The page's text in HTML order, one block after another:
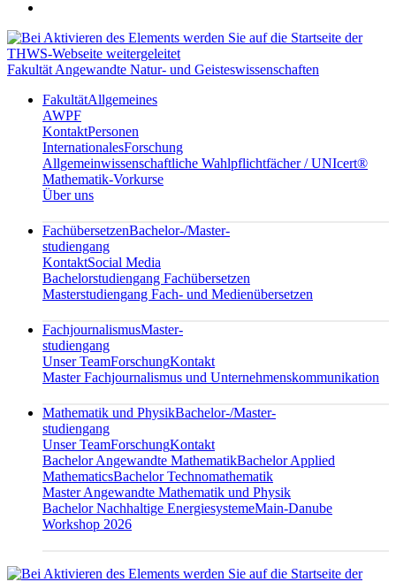
Fakultät Angewandte Natur- und Geisteswissenschaften
FakultätAllgemeines
AWPF
KontaktPersonen
InternationalesForschung
Allgemeinwissenschaftliche Wahlpflichtfächer / UNIcert®
Mathematik-Vorkurse
Über uns
FachübersetzenBachelor-/Master-
studiengang
KontaktSocial Media
Bachelorstudiengang Fachübersetzen
Masterstudiengang Fach- und Medienübersetzen
FachjournalismusMaster-
studiengang
Unser TeamForschungKontakt
Master Fachjournalismus und Unternehmenskommunikation
Mathematik und PhysikBachelor-/Master-
studiengang
Unser TeamForschungKontakt
Bachelor Angewandte MathematikBachelor Applied
MathematicsBachelor Technomathematik
Master Angewandte Mathematik und Physik
Bachelor Nachhaltige EnergiesystemeMain-Danube
Workshop 2026